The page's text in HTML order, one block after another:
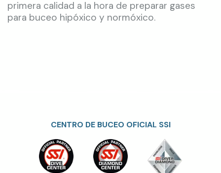
primera calidad a la hora de preparar gases
para buceo hipóxico y normóxico.
CENTRO DE BUCEO OFICIAL SSI